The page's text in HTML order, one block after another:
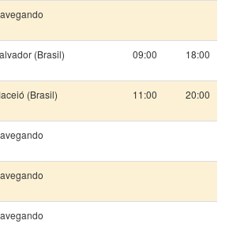
(Brasil) 09:00 18:00
(Brasil) 11:00 20:00